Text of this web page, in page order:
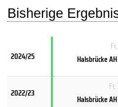
Bisherige
2024/25
Halsbrücke AH
2022/23
Halsbrücke AH